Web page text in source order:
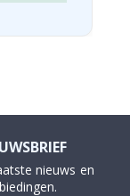
nieuws en